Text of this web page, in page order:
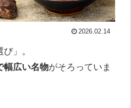
2026.02.14
」。
幅広い名物がそろっていま